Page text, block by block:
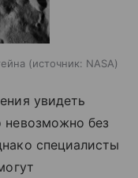
источник: NASA
увидеть
без
специалисты